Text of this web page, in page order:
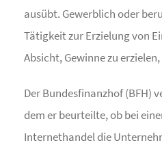
ausübt. Gewerblich oder
Tätigkeit zur Erzielung von
Absicht, Gewinne zu
Der Bundesfinanzhof (BFH)
dem er beurteilte, ob bei
Internethandel die